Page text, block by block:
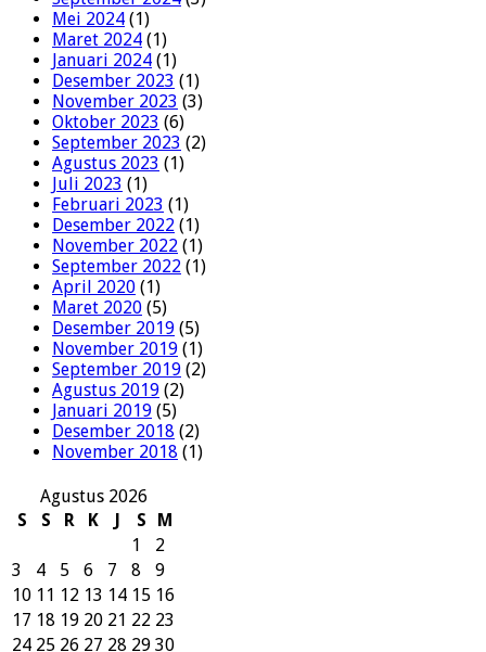
Mei 2024 (1)
Maret 2024 (1)
Januari 2024 (1)
Desember 2023 (1)
November 2023 (3)
Oktober 2023 (6)
September 2023 (2)
Agustus 2023 (1)
Juli 2023 (1)
Februari 2023 (1)
Desember 2022 (1)
November 2022 (1)
September 2022 (1)
April 2020 (1)
Maret 2020 (5)
Desember 2019 (5)
November 2019 (1)
September 2019 (2)
Agustus 2019 (2)
Januari 2019 (5)
Desember 2018 (2)
November 2018 (1)
Agustus 2026
S
S R K J S
M
1
2
3
4 5 6 7 8
9
10 11 12 13 14 15 16
17 18 19 20 21 22 23
24 25 26 27 28 29 30